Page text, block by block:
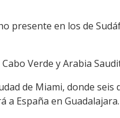
presente en los de
Verde y Arabia
de Miami, donde seis
a España en Guadalajara.